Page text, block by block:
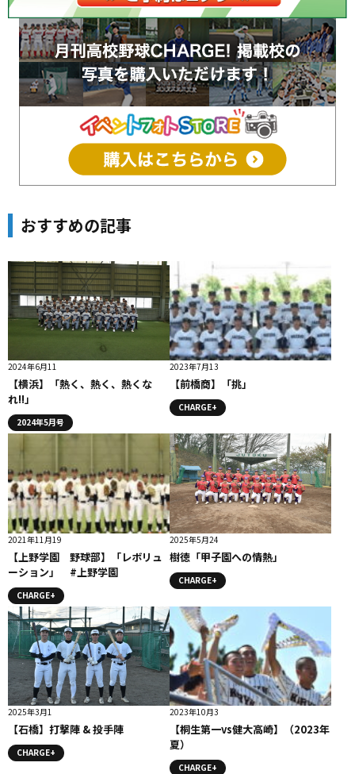
おすすめの記事
2024年6月11
【横浜】「熱く、熱く、熱くな
れ!!」
2024年5月号
2023年7月13
【前橋商】「挑」
CHARGE+
2021年11月19
【上野学園 野球部】「レボリュ
ーション」 #上野学園
CHARGE+
2025年5月24
樹徳「甲子園への情熱」
CHARGE+
2025年3月1
【石橋】打撃陣 & 投手陣
CHARGE+
2023年10月3
【桐生第一vs健大高崎】（2023年
夏）
CHARGE+